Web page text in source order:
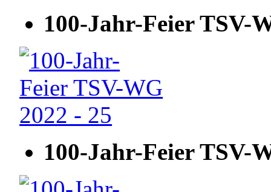
100-Jahr-Feier TSV-
100-Jahr-Feier TSV-